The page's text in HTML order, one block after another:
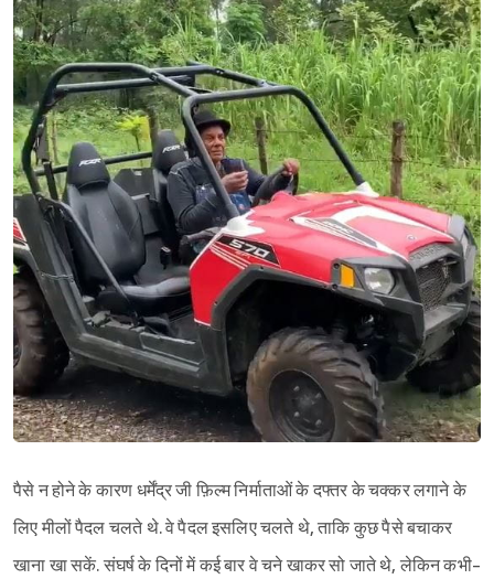
पैसे न होने के कारण धर्मेंद्र जी फ़िल्म निर्माताओं के दफ्तर के चक्कर लगाने के
लिए मीलों पैदल चलते थे. वे पैदल इसलिए चलते थे, ताकि कुछ पैसे बचाकर
खाना खा सकें. संघर्ष के दिनों में कई बार वे चने खाकर सो जाते थे, लेकिन कभी-